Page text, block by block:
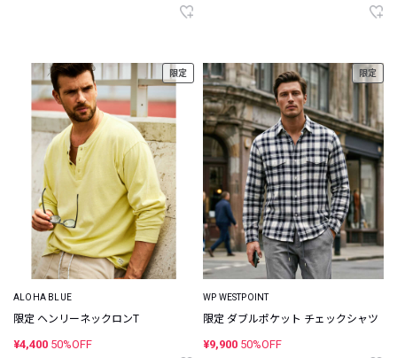
限定
ALOHA BLUE
限定 ヘンリーネックロンT
¥4,400 50%OFF
限定
WP WESTPOINT
限定 ダブルポケット チェックシャツ
¥9,900 50%OFF